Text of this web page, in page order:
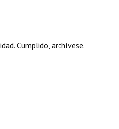
Cumplido, archívese.